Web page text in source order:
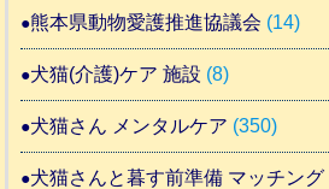
熊本県動物愛護推進協議会 (14)
犬猫(介護)ケア 施設 (8)
犬猫さん メンタルケア (350)
犬猫さんと暮す前準備 マッチング